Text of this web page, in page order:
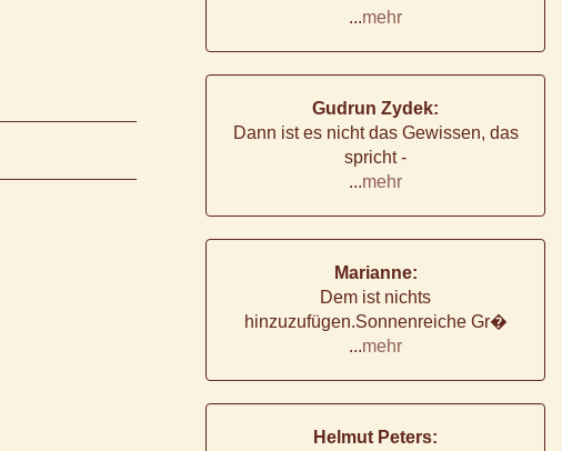
...mehr
Gudrun Zydek:
Dann ist es nicht das Gewissen, das
spricht -
...mehr
Marianne:
Dem ist nichts
hinzuzufügen.Sonnenreiche Gr�
...mehr
Helmut Peters: